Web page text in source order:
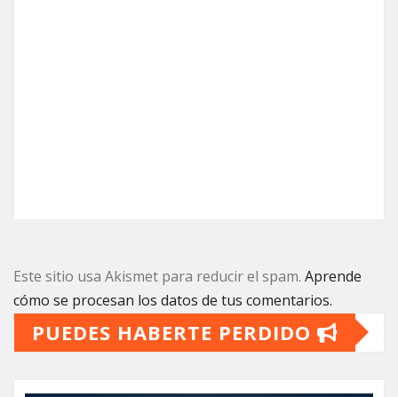
Este sitio usa Akismet para reducir el spam. Aprende
cómo se procesan los datos de tus comentarios.
PUEDES HABERTE PERDIDO